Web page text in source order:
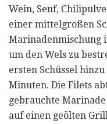
Wein, Senf,
einer mittelgroßen
Marinadenmischung
um den Wels zu
ersten Schüssel
Minuten. Die Filets
gebrauchte
auf einen geölten